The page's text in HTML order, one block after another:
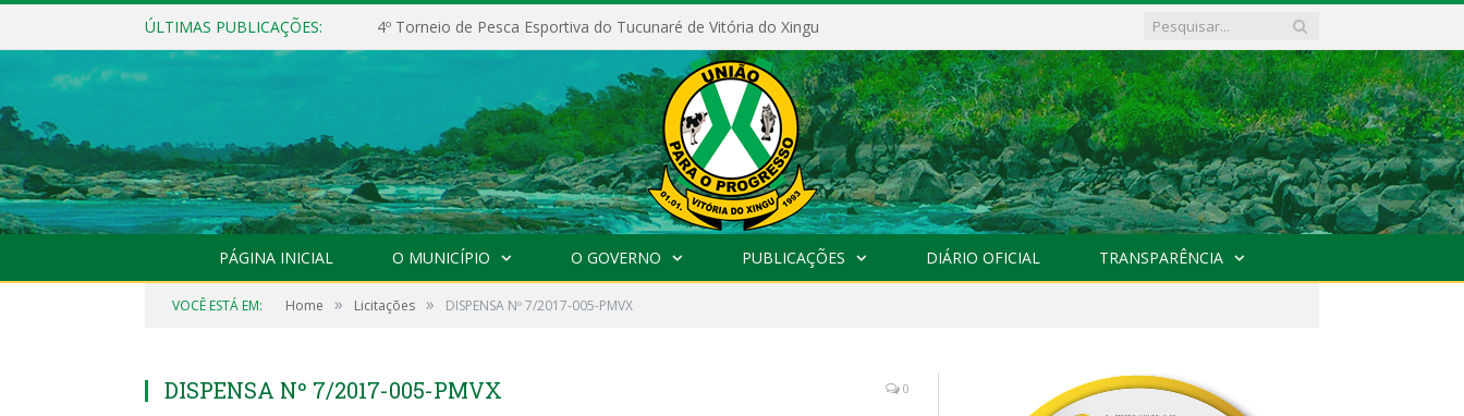
ÚLTIMAS PUBLICAÇÕES: 4º Torneio de Pesca Esportiva do Tucunaré de Vitória do Xingu
PÁGINA INICIAL O MUNICÍPIO O GOVERNO PUBLICAÇÕES DIÁRIO OFICIAL TRANSPARÊNCIA
VOCÊ ESTÁ EM: Home » Licitações » DISPENSA Nº 7/2017-005-PMVX
DISPENSA Nº 7/2017-005-PMVX 0